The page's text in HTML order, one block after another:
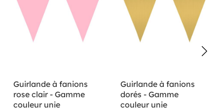
Guirlande à fanions
rose clair - Gamme
couleur unie
Guirlande à fanions
dorés - Gamme
couleur unie